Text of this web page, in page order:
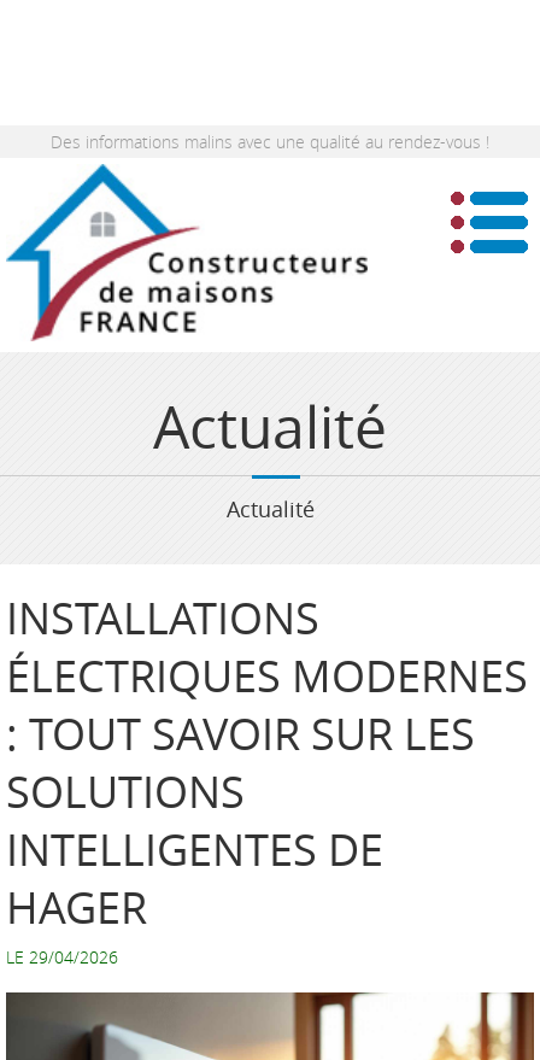
Des informations malins avec une qualité au rendez-vous !
Actualité
Actualité
INSTALLATIONS
ÉLECTRIQUES MODERNES
: TOUT SAVOIR SUR LES
SOLUTIONS
INTELLIGENTES DE
HAGER
LE 29/04/2026